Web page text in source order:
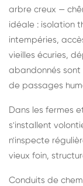
arbre creux —
idéale : isolation
intempéries,
vieilles écuries,
abandonnés sont
de passages
Dans les fermes
s'installent
n'inspecte
vieux foin,
Conduits de